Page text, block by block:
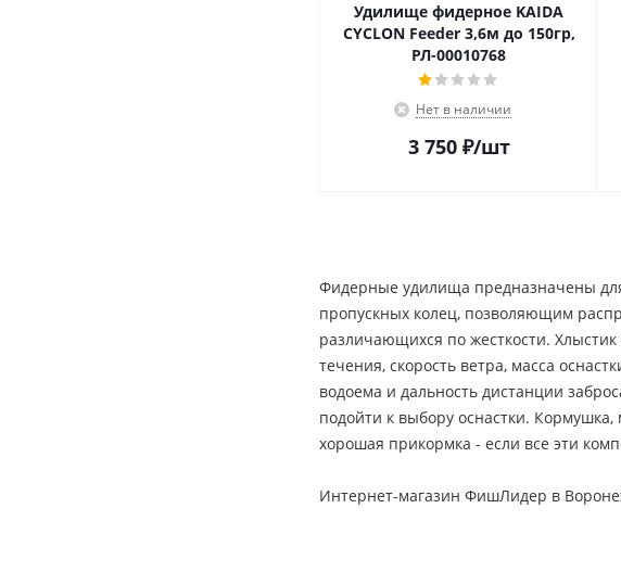
Удилище фидерное KAIDA
CYCLON Feeder 3,6м до 150гр,
РЛ-00010768
Нет в наличии
3 750₽/шт
Фидерные удилища предназначены
пропускных колец, позволяющим
различающихся по жесткости.
течения, скорость ветра, масса
водоема и дальность дистанции
подойти к выбору оснастки.
хорошая прикормка - если все эти
Интернет-магазин ФишЛидер в